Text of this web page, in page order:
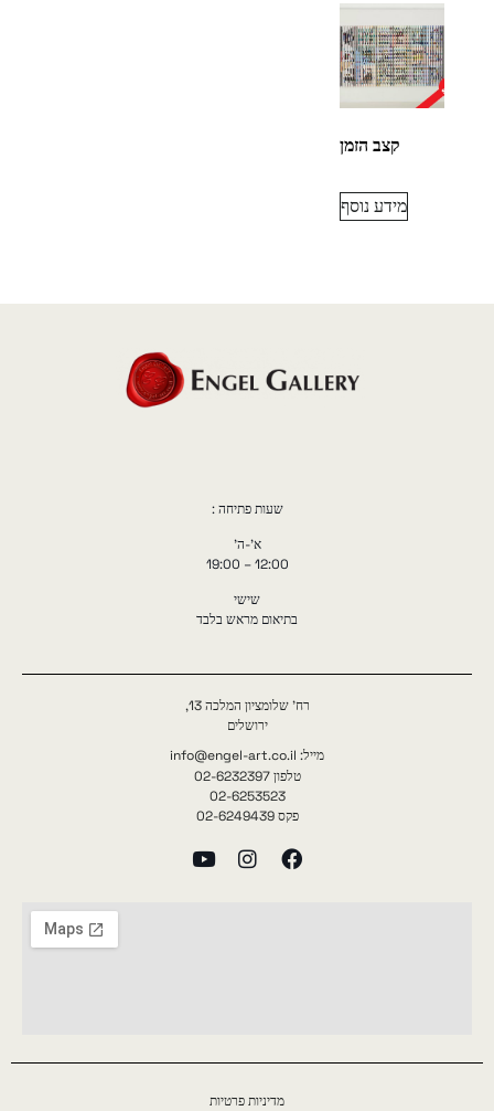
קצב הזמן
מידע נוסף
שעות פתיחה :
א'-ה'
12:00 – 19:00
שישי
בתיאום מראש בלבד
רח' שלומציון המלכה 13,
ירושלים
מייל: info@engel-art.co.il
טלפון 02-6232397
02-6253523
פקס 02-6249439
מדיניות פרטיות